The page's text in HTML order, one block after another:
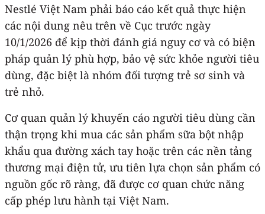
Nestlé Việt Nam phải báo cáo kết quả thực hiện
các nội dung nêu trên về Cục trước ngày
10/1/2026 để kịp thời đánh giá nguy cơ và có biện
pháp quản lý phù hợp, bảo vệ sức khỏe người tiêu
dùng, đặc biệt là nhóm đối tượng trẻ sơ sinh và
trẻ nhỏ.
Cơ quan quản lý khuyến cáo người tiêu dùng cần
thận trọng khi mua các sản phẩm sữa bột nhập
khẩu qua đường xách tay hoặc trên các nền tảng
thương mại điện tử, ưu tiên lựa chọn sản phẩm có
nguồn gốc rõ ràng, đã được cơ quan chức năng
cấp phép lưu hành tại Việt Nam.